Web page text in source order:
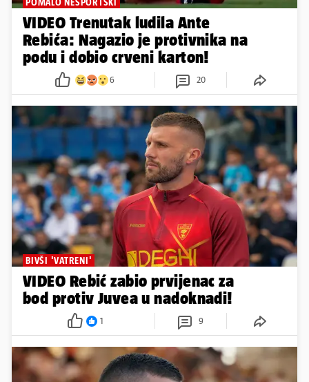
VIDEO Trenutak ludila Ante
Rebića: Nagazio je protivnika na
podu i dobio crveni karton!
6 20
BIVŠI 'VATRENI'
VIDEO Rebić zabio prvijenac za
bod protiv Juvea u nadoknadi!
1 9